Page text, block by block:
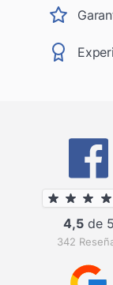
4,5de 5
342